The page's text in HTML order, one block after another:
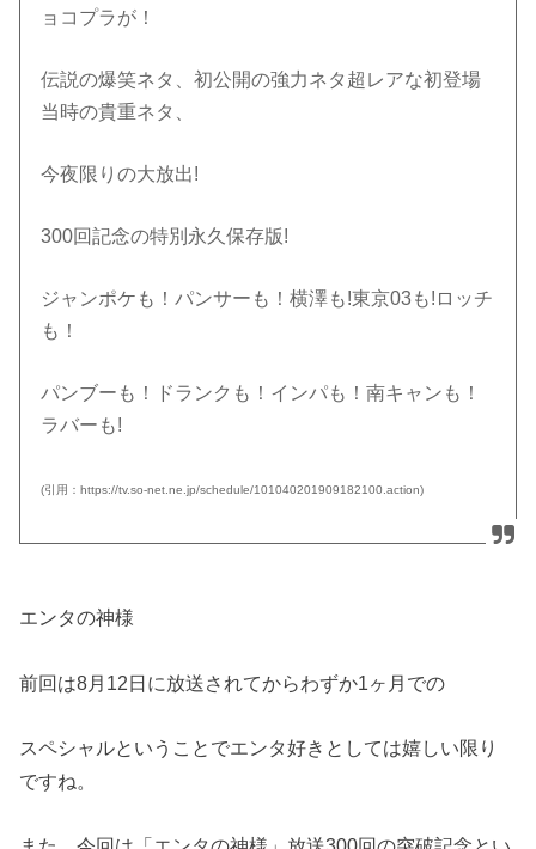
ョコプラが！
伝説の爆笑ネタ、初公開の強力ネタ超レアな初登場
当時の貴重ネタ、
今夜限りの大放出!
300回記念の特別永久保存版!
ジャンポケも！パンサーも！横澤も!東京03も!ロッチ
も！
パンブーも！ドランクも！インパも！南キャンも！
ラバーも!
(引用：https://tv.so-net.ne.jp/schedule/101040201909182100.action)
エンタの神様
前回は8月12日に放送されてからわずか1ヶ月での
スペシャルということでエンタ好きとしては嬉しい限り
ですね。